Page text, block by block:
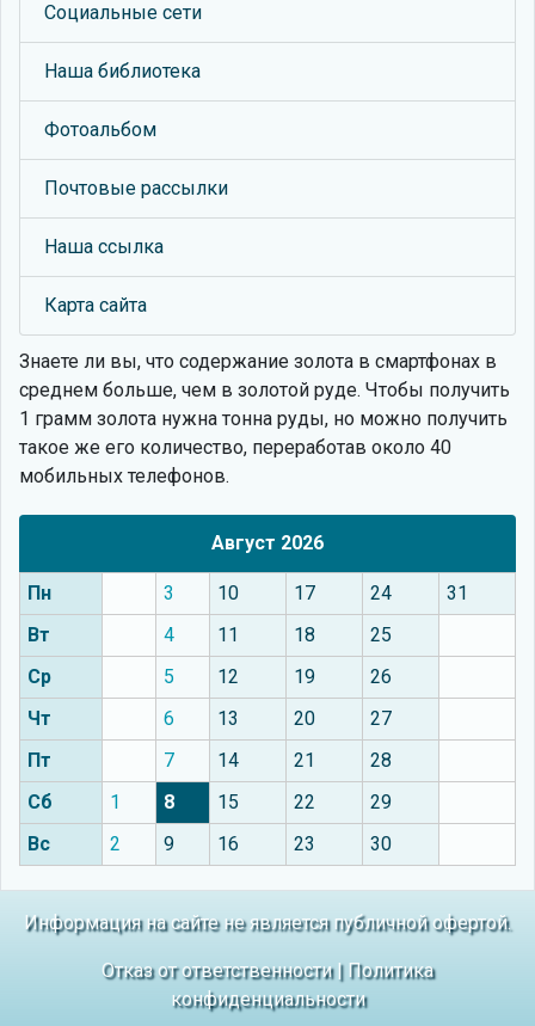
Социальные сети
Наша библиотека
Фотоальбом
Почтовые рассылки
Наша ссылка
Карта сайта
Знаете ли вы, что содержание золота в смартфонах в
среднем больше, чем в золотой руде. Чтобы получить
1 грамм золота нужна тонна руды, но можно получить
такое же его количество, переработав около 40
мобильных телефонов.
Август 2026
Пн 3 10 17 24
31
Вт
4 11 18
25
Ср
5 12 19
26
Чт
6 13 20
27
Пт
7 14 21
28
Сб
1 8 15 22
29
Вс
2 9 16 23 30
Информация на сайте не является публичной офертой.
Отказ от ответственности| Политика
конфиденциальности